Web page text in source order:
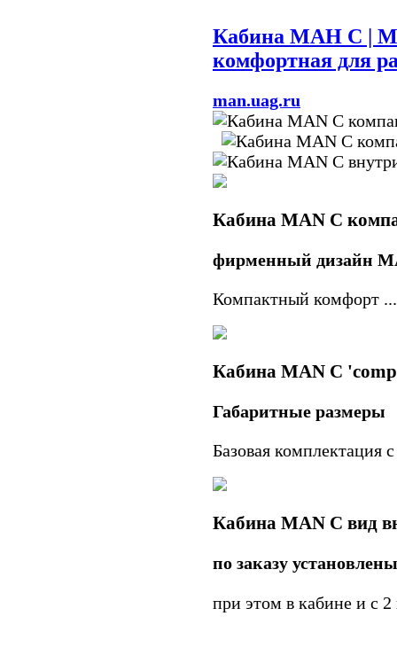
Кабина МАН C |
комфортная для
man.uag.ru
Кабина MAN C
фирменный дизайн
Компактный комфорт ...
Кабина MAN C
Габаритные размеры
Базовая комплектация
Кабина MAN C вид
по заказу
при этом в кабине и с 2